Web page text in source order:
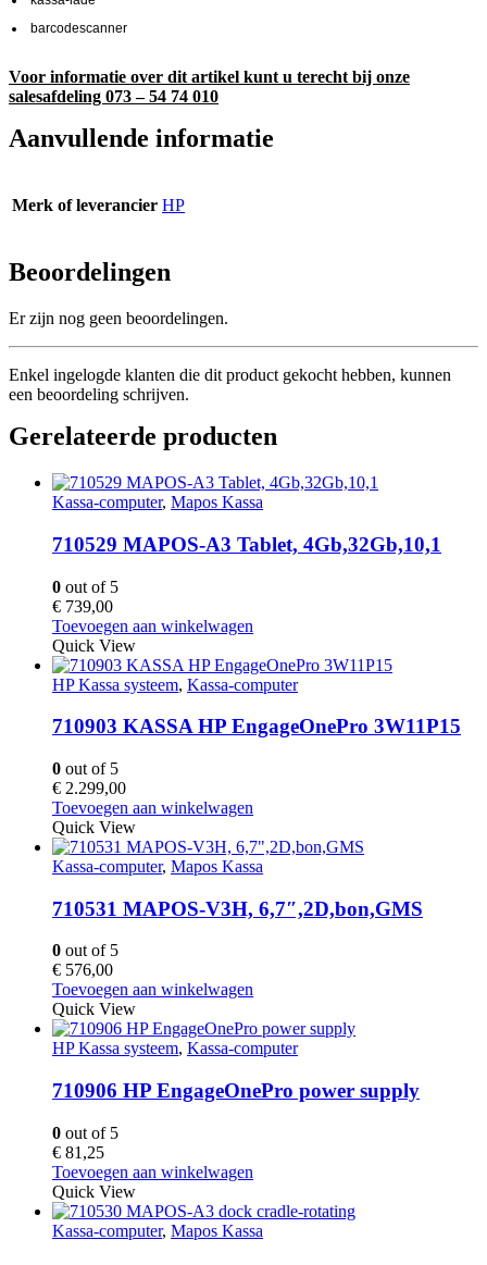
barcodescanner
Voor informatie over dit artikel kunt u terecht bij onze
salesafdeling 073 – 54 74 010
Aanvullende informatie
Merk of leverancier HP
Beoordelingen
Er zijn nog geen beoordelingen.
Enkel ingelogde klanten die dit product gekocht hebben, kunnen
een beoordeling schrijven.
Gerelateerde producten
Kassa-computer, Mapos Kassa
710529 MAPOS-A3 Tablet, 4Gb,32Gb,10,1
0 out of 5
€ 739,00
Toevoegen aan winkelwagen
Quick View
HP Kassa systeem, Kassa-computer
710903 KASSA HP EngageOnePro 3W11P15
0 out of 5
€ 2.299,00
Toevoegen aan winkelwagen
Quick View
Kassa-computer, Mapos Kassa
710531 MAPOS-V3H, 6,7″,2D,bon,GMS
0 out of 5
€ 576,00
Toevoegen aan winkelwagen
Quick View
HP Kassa systeem, Kassa-computer
710906 HP EngageOnePro power supply
0 out of 5
€ 81,25
Toevoegen aan winkelwagen
Quick View
Kassa-computer, Mapos Kassa